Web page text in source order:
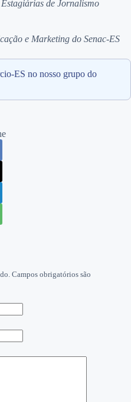
de Jornalismo
e Marketing do Senac-ES
ES no nosso grupo do
Campos obrigatórios são